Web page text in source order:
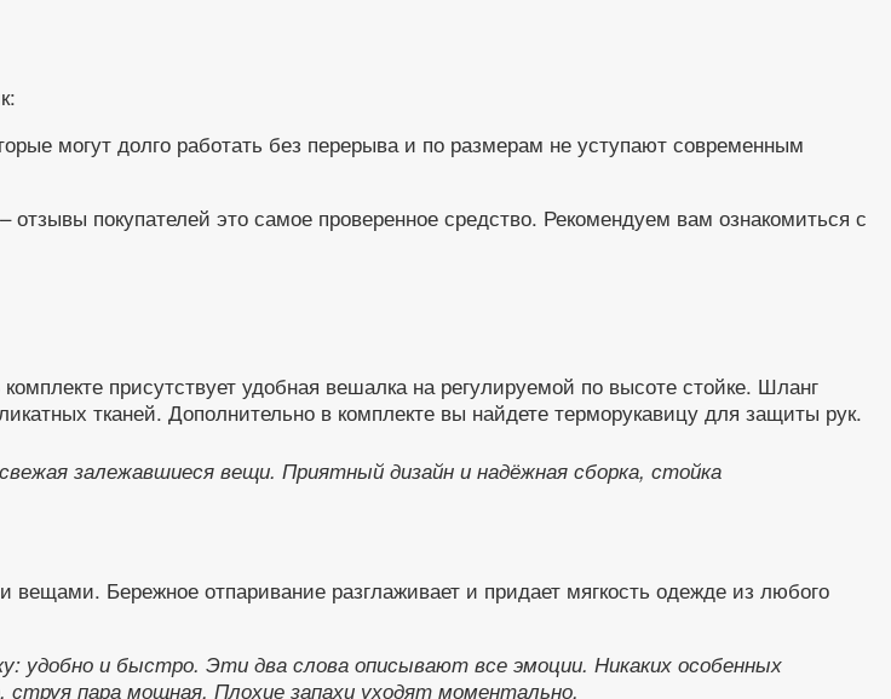
могут долго работать без перерыва и по размерам не уступают современным
покупателей это самое проверенное средство. Рекомендуем вам ознакомиться с
присутствует удобная вешалка на регулируемой по высоте стойке. Шланг
тканей. Дополнительно в комплекте вы найдете терморукавицу для защиты рук.
залежавшиеся вещи. Приятный дизайн и надёжная сборка, стойка
Бережное отпаривание разглаживает и придает мягкость одежде из любого
удобно и быстро. Эти два слова описывают все эмоции. Никаких особенных
пара мощная. Плохие запахи уходят моментально.